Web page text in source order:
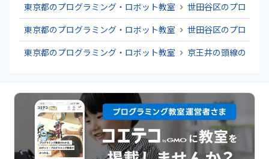
東京都のプログラミング・ロボット教室
世田谷区のプログラ
東京都のプログラミング・ロボット教室
世田谷区のプログラ
東京都のプログラミング・ロボット教室
京王井の頭線のプロ